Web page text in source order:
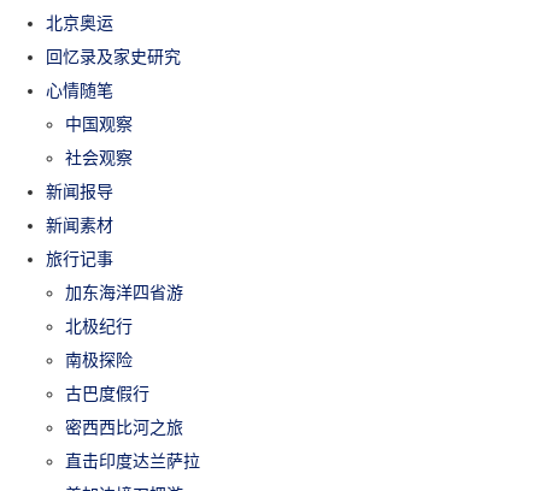
北京奥运
回忆录及家史研究
心情随笔
中国观察
社会观察
新闻报导
新闻素材
旅行记事
加东海洋四省游
北极纪行
南极探险
古巴度假行
密西西比河之旅
直击印度达兰萨拉